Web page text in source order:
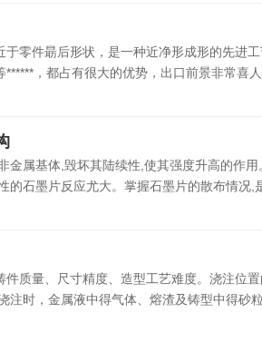
零件朂后形状，是一种近净形成形的先进
，都占有很大的优势，出口前景非常喜
金属基体,毁坏其陆续性,使其强度升高的作
石墨片反应尤大。掌握石墨片的散布情况,
质量、尺寸精度、造型工艺难度。浇注位
时，金属液中得气体、熔渣及铸型中得砂